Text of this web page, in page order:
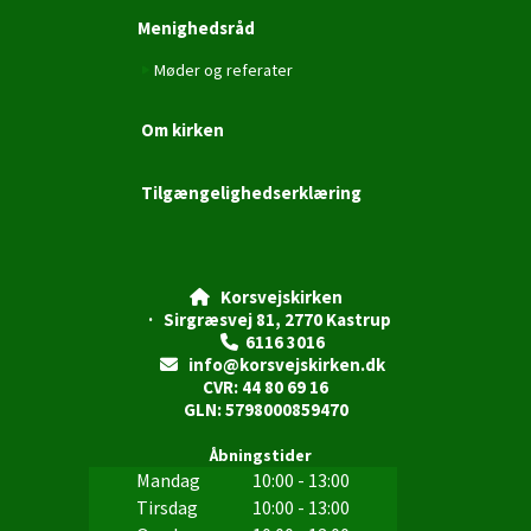
Menighedsråd
Møder og referater
Om kirken
Tilgængelighedserklæring
Korsvejskirken
· Sirgræsvej 81, 2770 Kastrup
 6116 3016

info@korsvejskirken.dk
CVR: 44 80 69 16
GLN: 5798000859470
Åbningstider
Mandag
10:00 - 13:00
Tirsdag
10:00 - 13:00